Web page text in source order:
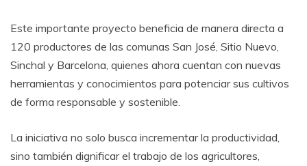
Este importante proyecto beneficia de manera directa a
120 productores de las comunas San José, Sitio Nuevo,
Sinchal y Barcelona, quienes ahora cuentan con nuevas
herramientas y conocimientos para potenciar sus cultivos
de forma responsable y sostenible.
La iniciativa no solo busca incrementar la productividad,
sino también dignificar el trabajo de los agricultores,